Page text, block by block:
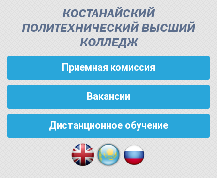
КОСТАНАЙСКИЙ
ПОЛИТЕХНИЧЕСКИЙ ВЫСШИЙ
КОЛЛЕДЖ
Приемная комиссия
Вакансии
Дистанционное обучение